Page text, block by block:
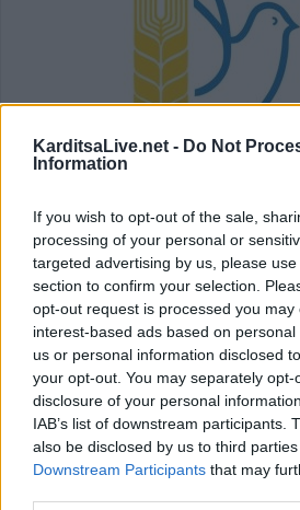
KarditsaLive.net - Do Not
Information
If you wish to opt-out of the sale,
processing of your personal or
targeted advertising by us, please
section to confirm your selection.
opt-out request is processed you may
interest-based ads based on
us or personal information disclosed
your opt-out. You may separately
disclosure of your personal
IAB’s list of downstream participants.
also be disclosed by us to third
Downstream Participants that may
Κάλεσμα της Επιτροπής
Καρδίτσας στις
Τετάρτης 16 Δεκεμβρίου
Η Επιτροπή Ειρήνης Καρδίτσας,
Επιτροπής για τη Διεθνή
καταδικάζει με τον πιο
αντιλαϊκό πολεμικό
2026.